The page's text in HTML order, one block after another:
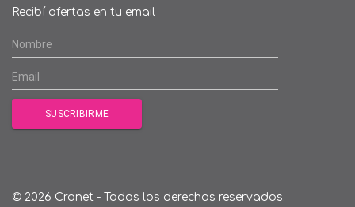
Recibí ofertas en tu email
© 2026 Cronet - Todos los derechos reservados.